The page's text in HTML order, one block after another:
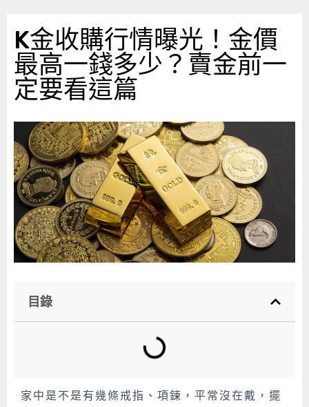
K金收購行情曝光！金價
最高一錢多少？賣金前一
定要看這篇
目錄
家中是不是有幾條戒指、項鍊，平常沒在戴，擺